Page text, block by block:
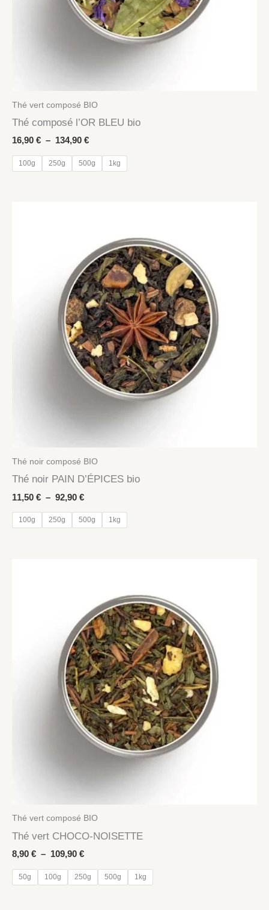
Thé vert composé BIO
Thé composé l’OR BLEU bio
16,90 € – 134,90 €Plage
prix :
16,90 €
100g 250g 500g 1kg
Thé noir composé BIO
Thé noir PAIN D’ÉPICES bio
11,50 € – 92,90 €Plage
prix :
11,50 €
100g 250g 500g 1kg
Thé vert composé BIO
Thé vert CHOCO-NOISETTE
8,90 € – 109,90 €Plage
prix :
8,90 €
50g 100g 250g 500g 1kg